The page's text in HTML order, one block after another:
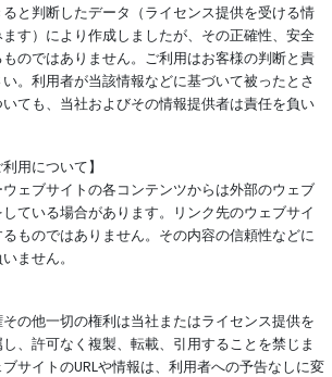
と判断したデータ（ライセンス提供を受ける情
す）により作成しましたが、その正確性、安全
のではありません。ご利用はお客様の判断と責
。利用者が当該情報などに基づいて被ったとさ
ても、当社およびその情報提供者は責任を負い
用について】
ェブサイトの各コンテンツからは外部のウェブ
ている場合があります。リンク先のウェブサイ
ものではありません。その内容の信頼性などに
ません。
の他一切の権利は当社またはライセンス提供を
、許可なく複製、転載、引用することを禁じま
サイトのURLや情報は、利用者への予告なしに変